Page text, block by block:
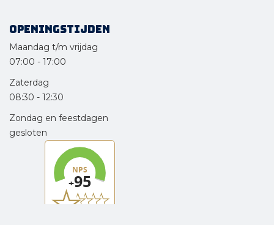
Openingstijden
Maandag t/m vrijdag
07:00 - 17:00
Zaterdag
08:30 - 12:30
Zondag en feestdagen
gesloten